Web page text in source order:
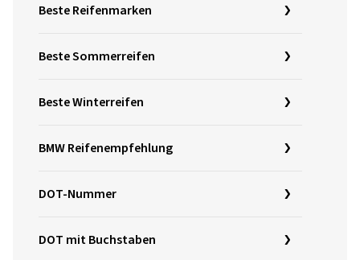
Beste Reifenmarken
Beste Sommerreifen
Beste Winterreifen
BMW Reifenempfehlung
DOT-Nummer
DOT mit Buchstaben